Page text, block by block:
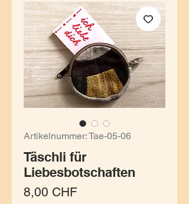
Artikelnummer: Tae-05-06
Täschli für
Liebesbotschaften
8,00 CHFPreis